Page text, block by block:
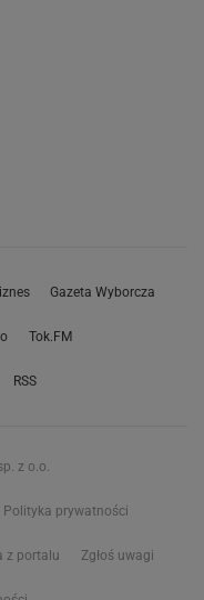
Gazeta Wyborcza
Tok.FM
RSS
z o.o.
Polityka prywatności
z portalu Zgłoś uwagi